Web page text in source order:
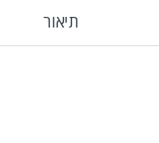
תיאור